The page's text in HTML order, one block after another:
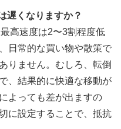
遅くなりますか？
高速度は2〜3割程度低
日常的な買い物や散策で
りません。むしろ、転倒
、結果的に快適な移動が
よっても差が出ますの
に設定することで、抵抗